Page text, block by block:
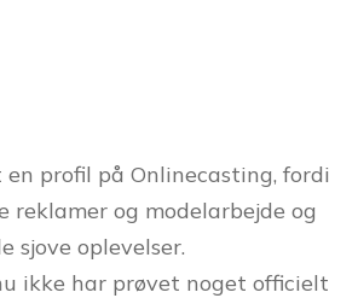
profil på Onlinecasting, fordi
reklamer og modelarbejde og
sjove oplevelser.
ikke har prøvet noget officielt